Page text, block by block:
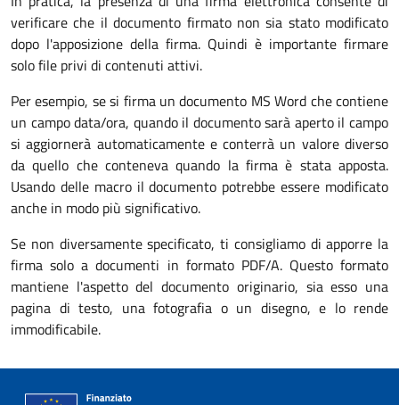
verificare che il documento firmato non sia stato modificato
dopo l'apposizione della firma. Quindi è importante firmare
solo file privi di contenuti attivi.
Per esempio, se si firma un documento MS Word che contiene
un campo data/ora, quando il documento sarà aperto il campo
si aggiornerà automaticamente e conterrà un valore diverso
da quello che conteneva quando la firma è stata apposta.
Usando delle macro il documento potrebbe essere modificato
anche in modo più significativo.
Se non diversamente specificato, ti consigliamo di apporre la
firma solo a documenti in formato PDF/A. Questo formato
mantiene l'aspetto del documento originario, sia esso una
pagina di testo, una fotografia o un disegno, e lo rende
immodificabile.